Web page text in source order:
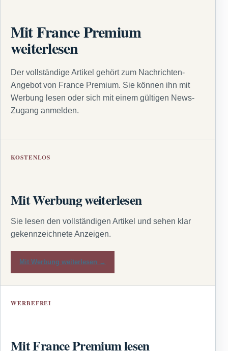
Mit France Premium
weiterlesen
Der vollständige Artikel gehört zum Nachrichten-
Angebot von France Premium. Sie können ihn mit
Werbung lesen oder sich mit einem gültigen News-
Zugang anmelden.
KOSTENLOS
Mit Werbung weiterlesen
Sie lesen den vollständigen Artikel und sehen klar
gekennzeichnete Anzeigen.
Mit Werbung weiterlesen →
WERBEFREI
Mit France Premium lesen